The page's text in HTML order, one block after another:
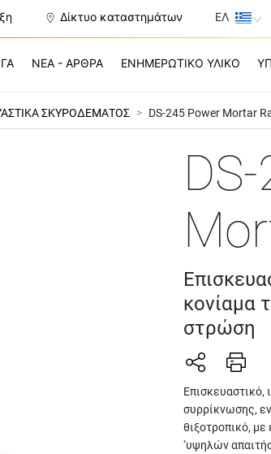
Δίκτυο καταστημάτων ΕΛ
ΝΕΑ - ΑΡΘΡΑ ΕΝΗΜΕΡΩΤΙΚΟ ΥΛΙΚΟ
ΣΚΥΡΟΔΕΜΑΤΟΣ > DS-245 Power Mortar
κονίαμα
στρώση
Επισκευαστικό,
συρρίκνωσης,
θιξοτροπικό, με
‘υψηλών